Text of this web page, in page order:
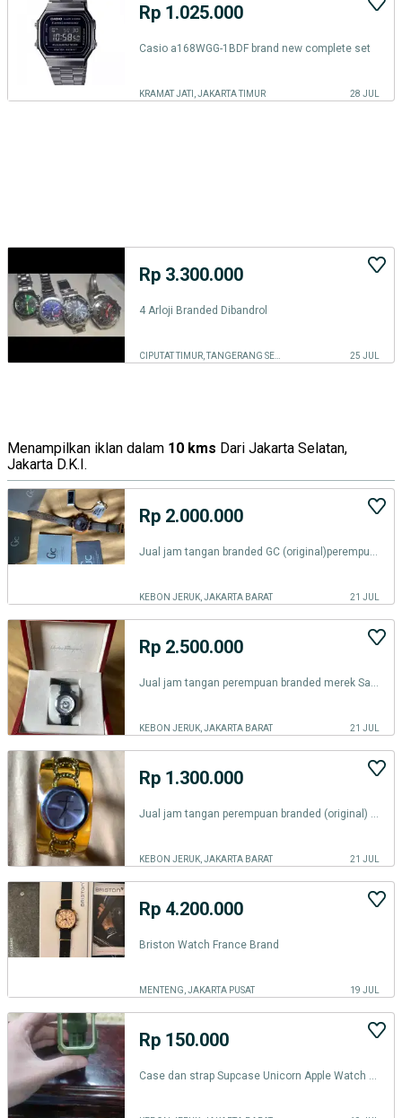
Rp 1.025.000
Casio a168WGG-1BDF brand new complete set
KRAMAT JATI, JAKARTA TIMUR 28 JUL
Rp 3.300.000
4 Arloji Branded Dibandrol
25 JUL
Menampilkan iklan dalam 10 kms Dari Jakarta Selatan,
Jakarta D.K.I.
Rp 2.000.000
KEBON JERUK, JAKARTA BARAT 21 JUL
Rp 2.500.000
KEBON JERUK, JAKARTA BARAT 21 JUL
Rp 1.300.000
KEBON JERUK, JAKARTA BARAT 21 JUL
Rp 4.200.000
Briston Watch France Brand
MENTENG, JAKARTA PUSAT 19 JUL
Rp 150.000